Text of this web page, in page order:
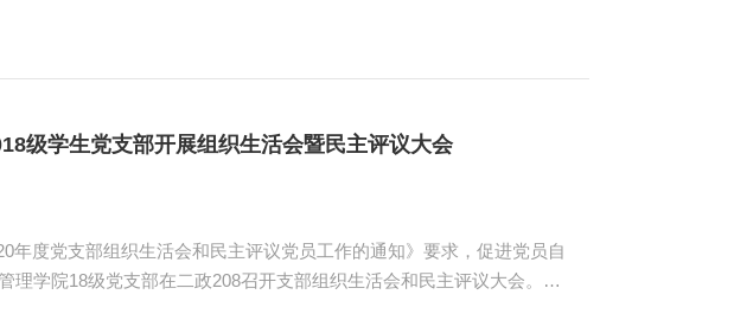
级学生党支部开展组织生活会暨民主评议大会
度党支部组织生活会和民主评议党员工作的通知》要求，促进党员自
理学院18级党支部在二政208召开支部组织生活会和民主评议大会。会